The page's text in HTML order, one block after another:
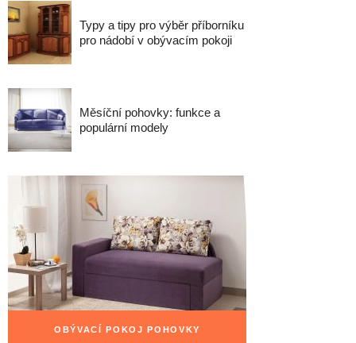
Typy a tipy pro výběr příborníku
pro nádobí v obývacím pokoji
Měsíční pohovky: funkce a
populární modely
OBÝVACÍ POKOJ POHOVKY